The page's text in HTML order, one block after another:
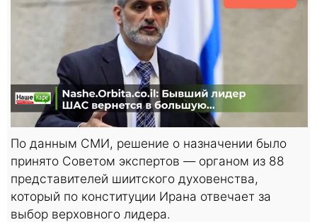
По данным СМИ, решение о назначении было
принято Советом экспертов — органом из 88
представителей шиитского духовенства,
который по конституции Ирана отвечает за
выбор верховного лидера.